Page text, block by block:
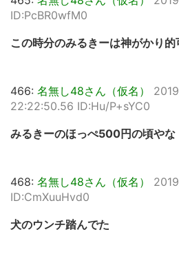
ID:PcBR0wfM0
この時分のみるきーは神がかり
466: 名無し48さん（仮名）
22:22:50.56 ID:Hu/P+sYC0
みるきーのほっぺ500円の頃やな
468: 名無し48さん（仮名）
ID:CmXuuHvd0
犬のウンチ踏んでた